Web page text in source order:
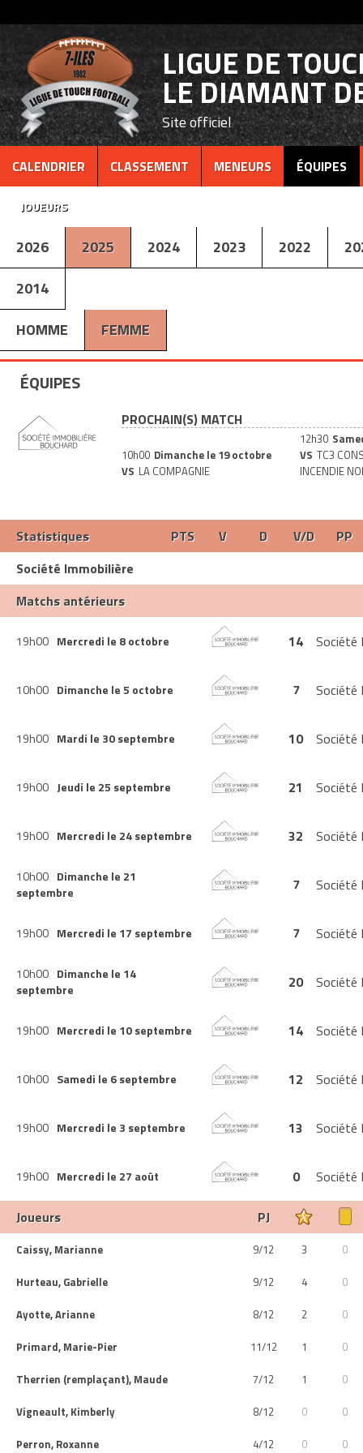
LIGUE DE
LE DIAMANT
Site officiel
CALENDRIER CLASSEMENT MENEURS ÉQUIPES
JOUEURS
2026 2025 2024 2023 2022
2014
HOMME
FEMME
ÉQUIPES
PROCHAIN(S) MATCH
10h00 Dimanche le 19 octobre
VS LA COMPAGNIE
12h30
VS TC3
INCENDIE
Statistiques PTS V D V/D
PP
Société Immobilière
Bouchard
Matchs antérieurs
19h00 Mercredi le 8 octobre 14 Société
10h00 Dimanche le 5 octobre 7 Société
19h00 Mardi le 30 septembre 10 Société
19h00 Jeudi le 25 septembre 21 Société
19h00 Mercredi le 24 septembre 32 Société
10h00 Dimanche le 21
septembre
7 Société
19h00 Mercredi le 17 septembre 7 Société
10h00 Dimanche le 14
septembre
20 Société
19h00 Mercredi le 10 septembre 14 Société
10h00 Samedi le 6 septembre 12 Société
19h00 Mercredi le 3 septembre 13 Société
19h00 Mercredi le 27 août 0 Société
Joueurs PJ
Caissy, Marianne 9/12 3
0
Hurteau, Gabrielle
9/12 4
0
Ayotte, Arianne
8/12 2
0
Primard, Marie-Pier
11/12 1
0
Therrien (remplaçant), Maude
7/12 1
0
Vigneault, Kimberly
8/12 0
0
Perron, Roxanne
4/12 0 0